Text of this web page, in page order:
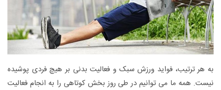
به هر ترتیب، فواید ورزش سبک و فعالیت بدنی بر هیچ فردی پوشیده
نیست. همه ما می توانیم در طی روز بخش کوتاهی را به انجام فعالیت